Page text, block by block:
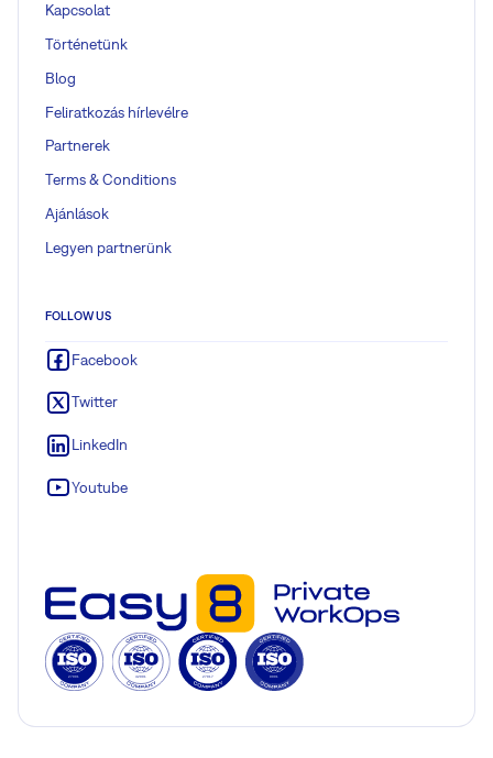
Kapcsolat
Történetünk
Blog
Feliratkozás hírlevélre
Partnerek
Terms & Conditions
Ajánlások
Legyen partnerünk
FOLLOW US
Facebook
Twitter
LinkedIn
Youtube